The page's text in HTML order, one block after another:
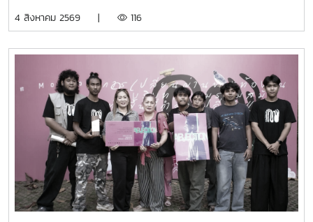
บริการวิชาการ และวิเทศสัมพันธ์ เป็นวิทยากรบรรยายและนำสู่
SIPOC ในกระบวนการสำคัญภายใต้งานของตนเองSIPOC คือ
เครื่องมือสรุปภาพรวมกระบวนการทำงาน โดยย่อมาจากองค์
ประกอบหลัก 5 ส่วน ได้แก่Suppliers (ผู้ส่งมอบ)Inputs (ปัจจัย
นำเข้า)Process (กระบวนการ)เครื่องมือนี้ช่วยให้ทีมงานเห็นภาพ
การทำงานตั้งแต่ต้นน้ำถึงปลายน้ำที่แต่ละฝ่ายทำงานสอดรับกัน
สร้างความเข้าใจที่ตรงกันและใช้ปรับปรุงงานเพื่อให้องค์กรก้าวสู่
ความเป็นเลิศInC | MJUFacebook
:https://www.facebook.com/icmaejoWebsite
:https://infocomm.mju.ac.thWebsite MJU :www.mju.ac.th
4 สิงหาคม 2569 | 116